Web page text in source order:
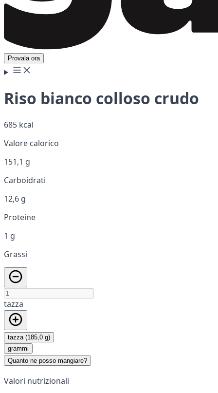
Provala ora
Riso bianco colloso crudo
685 kcal
Valore calorico
151,1 g
Carboidrati
12,6 g
Proteine
1 g
Grassi
tazza
tazza (185,0 g)
grammi
Quanto ne posso mangiare?
Valori nutrizionali